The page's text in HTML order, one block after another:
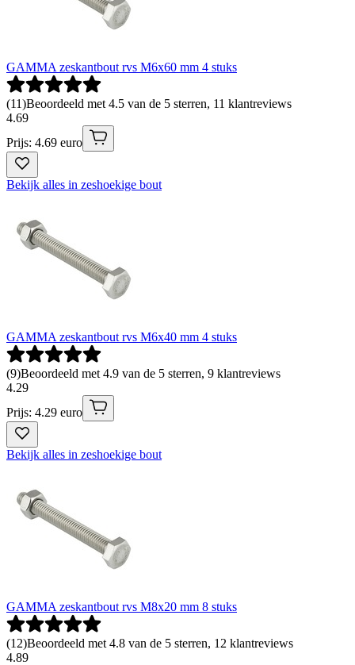
GAMMA zeskantbout rvs M6x60 mm 4 stuks
(11)Beoordeeld met 4.5 van de 5 sterren, 11 klantreviews
4.69
Prijs: 4.69 euro
Bekijk alles in zeshoekige bout
GAMMA zeskantbout rvs M6x40 mm 4 stuks
(9)Beoordeeld met 4.9 van de 5 sterren, 9 klantreviews
4.29
Prijs: 4.29 euro
Bekijk alles in zeshoekige bout
GAMMA zeskantbout rvs M8x20 mm 8 stuks
(12)Beoordeeld met 4.8 van de 5 sterren, 12 klantreviews
4.89